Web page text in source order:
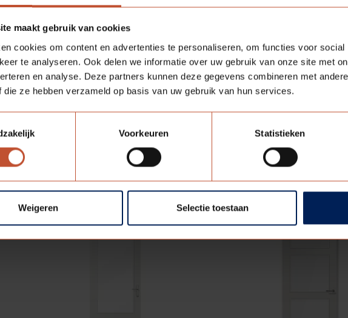
maakt gebruik van cookies
cookies om content en advertenties te personaliseren, om functies voor
te analyseren. Ook delen we informatie over uw gebruik van onze site met
en analyse. Deze partners kunnen deze gegevens combineren met
die ze hebben verzameld op basis van uw gebruik van hun services.
Voorkeuren Statistieken
Weigeren Selectie toestaan
zijn bij benadering. Door unieke oppervlakte structuur en/of speciale
weergave is bemonstering op aanvraag verkrijgbaar.
WOOD RL FLEX MET